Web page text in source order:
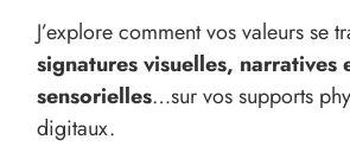
J’explore comment vos valeurs se
signatures visuelles, narratives
sensorielles…sur vos supports
digitaux.